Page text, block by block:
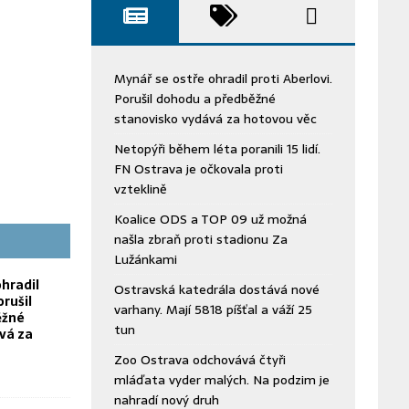
za
Mynář se ostře ohradil proti Aberlovi.
Porušil dohodu a předběžné
stanovisko vydává za hotovou věc
Netopýři během léta poranili 15 lidí.
FN Ostrava je očkovala proti
vzteklině
Koalice ODS a TOP 09 už možná
našla zbraň proti stadionu Za
Lužánkami
Ostravská katedrála dostává nové
varhany. Mají 5818 píšťal a váží 25
tun
Zoo Ostrava odchovává čtyři
mláďata vyder malých. Na podzim je
nahradí nový druh